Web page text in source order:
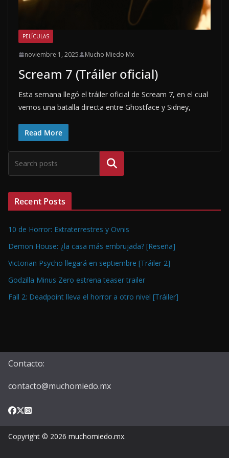
PELÍCULAS
noviembre 1, 2025 Mucho Miedo Mx
Scream 7 (Tráiler oficial)
Esta semana llegó el tráiler oficial de Scream 7, en el cual
vemos una batalla directa entre Ghostface y Sidney,
Read More
Buscar
Recent Posts
10 de Horror: Extraterrestres y Ovnis
Demon House: ¿la casa más embrujada? [Reseña]
Victorian Psycho llegará en septiembre [Tráiler 2]
Godzilla Minus Zero estrena teaser trailer
Fall 2: Deadpoint lleva el horror a otro nivel [Tráiler]
Contacto:
contacto@muchomiedo.mx
Copyright © 2026 muchomiedo.mx.